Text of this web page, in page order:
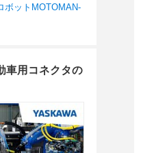
ボットMOTOMAN-
車用コネクタの